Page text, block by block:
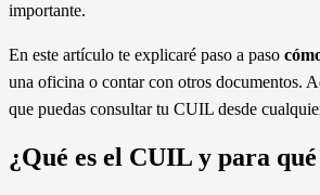
importante.
En este artículo te explicaré paso a paso
una oficina o contar con otros documentos.
que puedas consultar tu CUIL desde
¿Qué es el CUIL y para